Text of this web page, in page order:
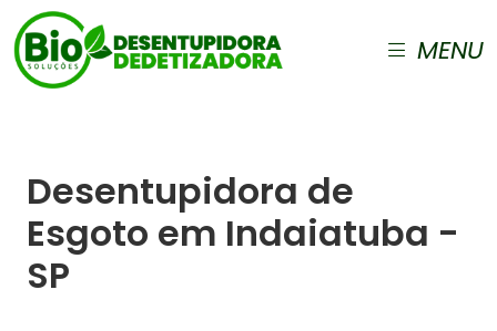
MENU
Desentupidora de
Esgoto em Indaiatuba -
SP